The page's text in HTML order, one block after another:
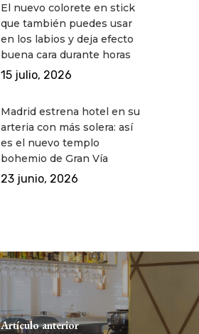
El nuevo colorete en stick
que también puedes usar
en los labios y deja efecto
buena cara durante horas
15 julio, 2026
Madrid estrena hotel en su
arteria con más solera: así
es el nuevo templo
bohemio de Gran Vía
23 junio, 2026
Artículo anterior